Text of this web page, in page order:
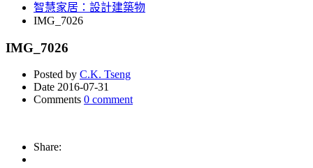
智慧家居：設計建築物
IMG_7026
IMG_7026
Posted by C.K. Tseng
Date 2016-07-31
Comments 0 comment
Share: